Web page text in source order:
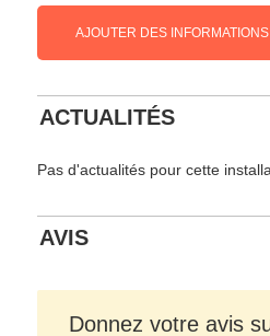
AJOUTER DES
ACTUALITÉS
Pas d'actualités pour cette
AVIS
Donnez votre avis